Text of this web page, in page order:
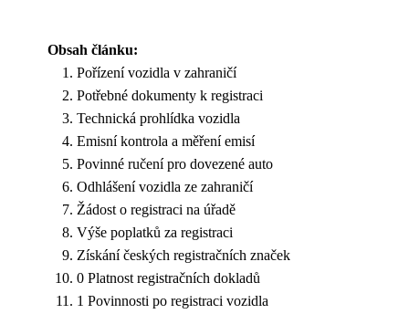
Obsah článku:
Pořízení vozidla v zahraničí
Potřebné dokumenty k registraci
Technická prohlídka vozidla
Emisní kontrola a měření emisí
Povinné ručení pro dovezené auto
Odhlášení vozidla ze zahraničí
Žádost o registraci na úřadě
Výše poplatků za registraci
Získání českých registračních značek
0 Platnost registračních dokladů
1 Povinnosti po registraci vozidla